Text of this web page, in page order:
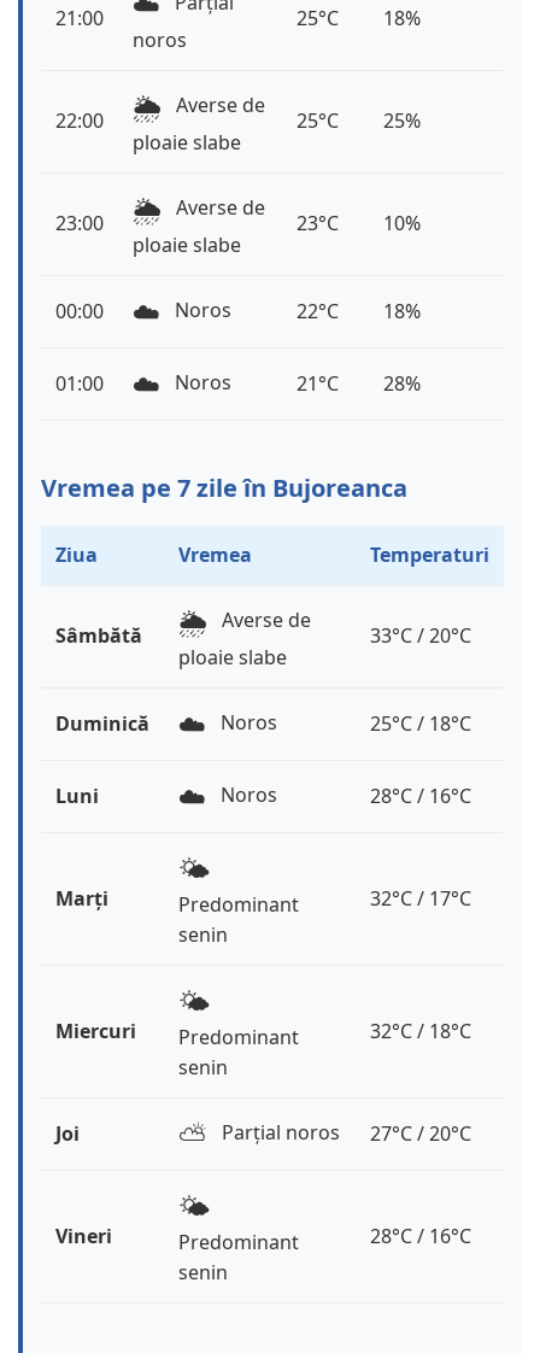
21:00
noros
25°C 18%
22:00 🌦️ Averse de
ploaie slabe
25°C 25%
23:00 🌦️ Averse de
ploaie slabe
23°C 10%
00:00 ☁️ Noros 22°C 18%
01:00 ☁️ Noros 21°C 28%
Vremea pe 7 zile în Bujoreanca
Ziua Vremea Temperaturi
Sâmbătă 🌦️ Averse de
ploaie slabe
33°C / 20°C
Duminică ☁️ Noros 25°C / 18°C
Luni ☁️ Noros 28°C / 16°C
Marți
🌤️
Predominant
senin
32°C / 17°C
Miercuri
🌤️
Predominant
senin
32°C / 18°C
Joi ⛅️ Parțial noros 27°C / 20°C
Vineri
🌤️
Predominant
senin
28°C / 16°C